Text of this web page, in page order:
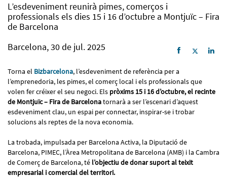
L’esdeveniment reunirà pimes, comerços i
professionals els dies 15 i 16 d’octubre a Montjuïc – Fira
de Barcelona
Barcelona, 30 de jul. 2025
Torna el Bizbarcelona, l’esdeveniment de referència per a
l’emprenedoria, les pimes, el comerç local i els professionals que
volen fer créixer el seu negoci. Els pròxims 15 i 16 d’octubre, el recinte
de Montjuïc – Fira de Barcelonatornarà a ser l’escenari d’aquest
esdeveniment clau, un espai per connectar, inspirar-se i trobar
solucions als reptes de la nova economia.
La trobada, impulsada per Barcelona Activa, la Diputació de
Barcelona, PIMEC, l’Àrea Metropolitana de Barcelona (AMB) i la Cambra
de Comerç de Barcelona, té l’objectiu de donar suport al teixit
empresarial i comercial del territori.